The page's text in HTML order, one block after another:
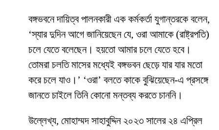
বঙ্গভবনে দায়িত্ব পালনকারী এক কর্মকর্তা যুগান্তরকে বলেন,
‘স্যার দুদিন আগে জানিয়েছেন যে, ওরা আমাকে (রাষ্ট্রপতি)
চলে যেতে বলেছেন। হয়তো আমার চলে যেতে হবে।
তোমরা চলতি মাসের মধ্যেই বঙ্গভবন ছেড়ে যার যার মতো
করে চলে যাও।’ ‘ওরা’ বলতে কাকে বুঝিয়েছেন-এ প্রসঙ্গে
জানতে চাইলে তিনি কোনো মন্তব্য করতে চাননি।
উল্লেখ্য, মোহাম্মদ সাহাবুদ্দিন ২০২৩ সালের ২৪ এপ্রিল